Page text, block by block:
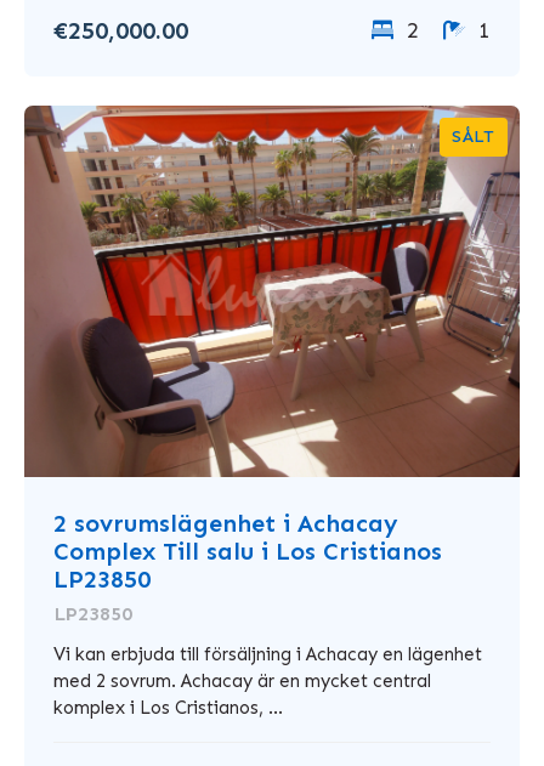
€250,000.00 2 1
SÅLT
2 sovrumslägenhet i Achacay
Complex Till salu i Los Cristianos
LP23850
LP23850
Vi kan erbjuda till försäljning i Achacay en lägenhet
med 2 sovrum. Achacay är en mycket central
komplex i Los Cristianos, ...